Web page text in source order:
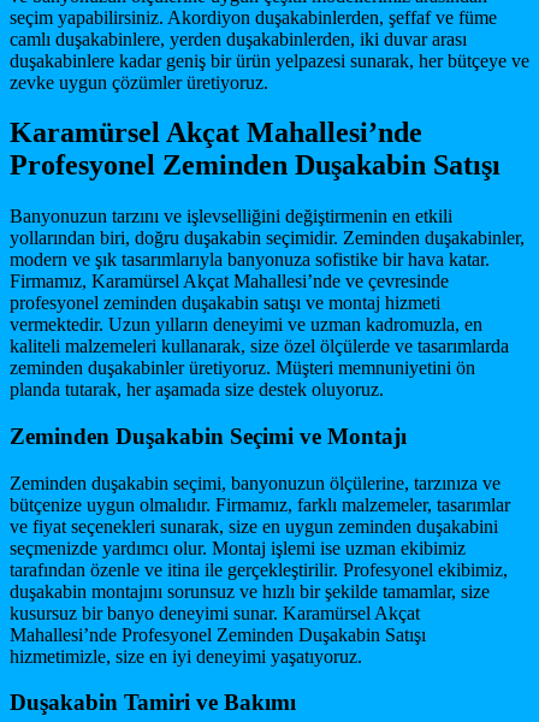
seçim yapabilirsiniz. Akordiyon duşakabinlerden, şeffaf ve füme
camlı duşakabinlere, yerden duşakabinlerden, iki duvar arası
duşakabinlere kadar geniş bir ürün yelpazesi sunarak, her bütçeye ve
zevke uygun çözümler üretiyoruz.
Karamürsel Akçat Mahallesi’nde
Profesyonel Zeminden Duşakabin Satışı
Banyonuzun tarzını ve işlevselliğini değiştirmenin en etkili
yollarından biri, doğru duşakabin seçimidir. Zeminden duşakabinler,
modern ve şık tasarımlarıyla banyonuza sofistike bir hava katar.
Firmamız, Karamürsel Akçat Mahallesi’nde ve çevresinde
profesyonel zeminden duşakabin satışı ve montaj hizmeti
vermektedir. Uzun yılların deneyimi ve uzman kadromuzla, en
kaliteli malzemeleri kullanarak, size özel ölçülerde ve tasarımlarda
zeminden duşakabinler üretiyoruz. Müşteri memnuniyetini ön
planda tutarak, her aşamada size destek oluyoruz.
Zeminden Duşakabin Seçimi ve Montajı
Zeminden duşakabin seçimi, banyonuzun ölçülerine, tarzınıza ve
bütçenize uygun olmalıdır. Firmamız, farklı malzemeler, tasarımlar
ve fiyat seçenekleri sunarak, size en uygun zeminden duşakabini
seçmenizde yardımcı olur. Montaj işlemi ise uzman ekibimiz
tarafından özenle ve itina ile gerçekleştirilir. Profesyonel ekibimiz,
duşakabin montajını sorunsuz ve hızlı bir şekilde tamamlar, size
kusursuz bir banyo deneyimi sunar. Karamürsel Akçat
Mahallesi’nde Profesyonel Zeminden Duşakabin Satışı
hizmetimizle, size en iyi deneyimi yaşatıyoruz.
Duşakabin Tamiri ve Bakımı